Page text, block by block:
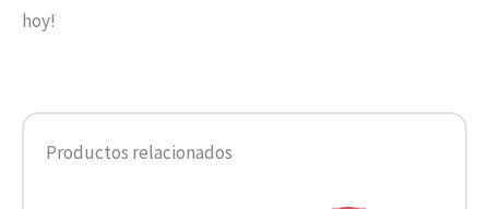
hoy!
Productos relacionados